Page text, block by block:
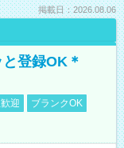
掲載日：2026.08.06
登録OK＊
迎
ブランクOK